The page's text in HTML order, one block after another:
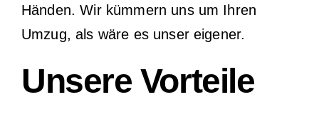
Händen. Wir kümmern uns um Ihren
Umzug, als wäre es unser eigener.
Unsere Vorteile